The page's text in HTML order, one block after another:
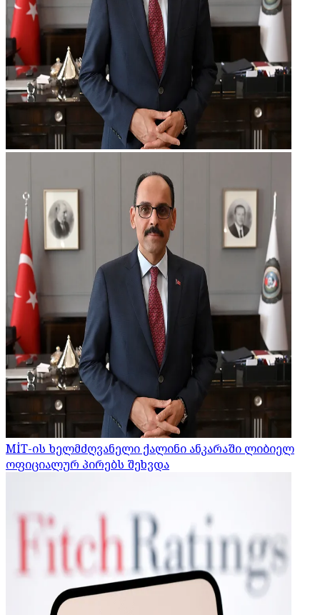
MİT-ის ხელმძღვანელი ქალინი ანკარაში ლიბიელ
ოფიციალურ პირებს შეხვდა